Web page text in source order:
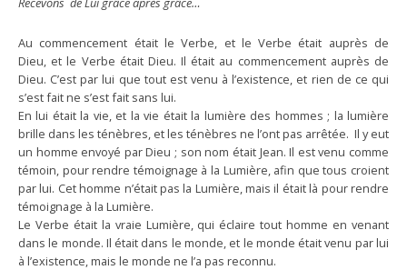
Au commencement était le Verbe, et le Verbe était auprès de
Dieu, et le Verbe était Dieu. Il était au commencement auprès de
Dieu. C’est par lui que tout est venu à l’existence, et rien de ce qui
s’est fait ne s’est fait sans lui.
En lui était la vie, et la vie était la lumière des hommes ; la lumière
brille dans les ténèbres, et les ténèbres ne l’ont pas arrêtée. Il y eut
un homme envoyé par Dieu ; son nom était Jean. Il est venu comme
témoin, pour rendre témoignage à la Lumière, afin que tous croient
par lui. Cet homme n’était pas la Lumière, mais il était là pour rendre
témoignage à la Lumière.
Le Verbe était la vraie Lumière, qui éclaire tout homme en venant
dans le monde. Il était dans le monde, et le monde était venu par lui
à l’existence, mais le monde ne l’a pas reconnu.